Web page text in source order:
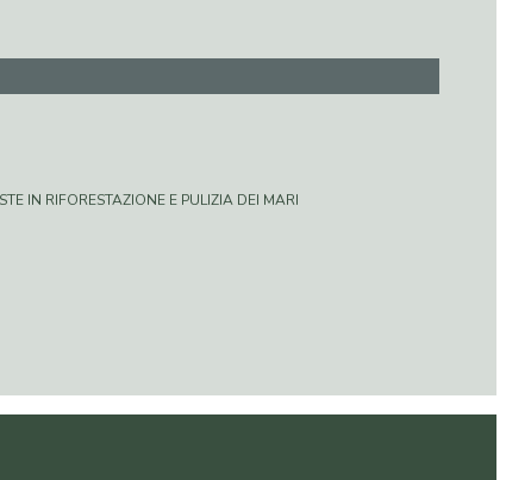
IN RIFORESTAZIONE E PULIZIA DEI MARI